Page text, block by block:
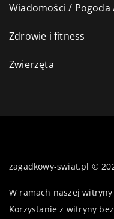
Wiadomości /
Zdrowie i fitness
Zwierzęta
zagadkowy-swiat.pl ©
W ramach naszej
Korzystanie z witryny